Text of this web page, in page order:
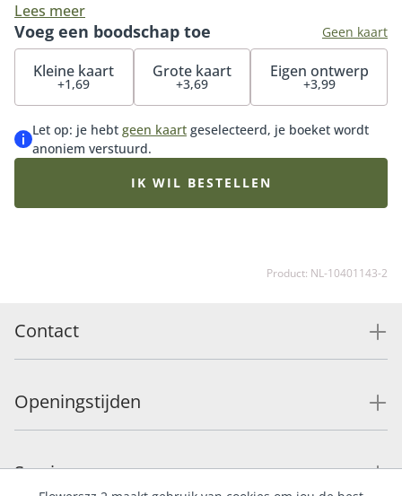
mooiste bloemen van het seizoen. Rijkelijk, groot in al
haar charme en een ware blikvanger. Een boeket vol
energieke kleuren en ultraverse bloemen. Een
absolute aanrader. Tip: bestel onze heerlijke
Lees meer
Voeg een boodschap toe Geen kaart
Kleine kaart
+1,69
Grote kaart
+3,69
Eigen ontwerp
+3,99
Let op: je hebt geen kaart geselecteerd, je boeket wordt
anoniem verstuurd.
IK WIL BESTELLEN
Product: NL-10401143-2
Contact
Openingstijden
Service